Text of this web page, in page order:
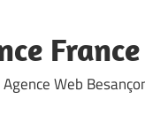
Agence Web